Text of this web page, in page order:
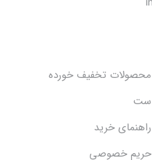
محصولات تخفیف خورده
ست
راهنمای خرید
حریم خصوصی